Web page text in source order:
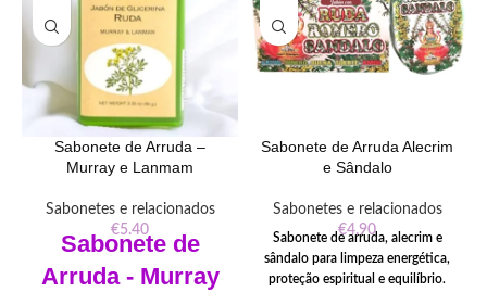
Sabonete de Arruda –
Murray e Lanmam
Sabonetes e relacionados
€5.40
Sabonete de
Arruda - Murray
Sabonete de Arruda Alecrim
e Sândalo
Sabonetes e relacionados
€4.90
Sabonete de arruda, alecrim e
sândalo para limpeza energética,
proteção espiritual e equilíbrio.